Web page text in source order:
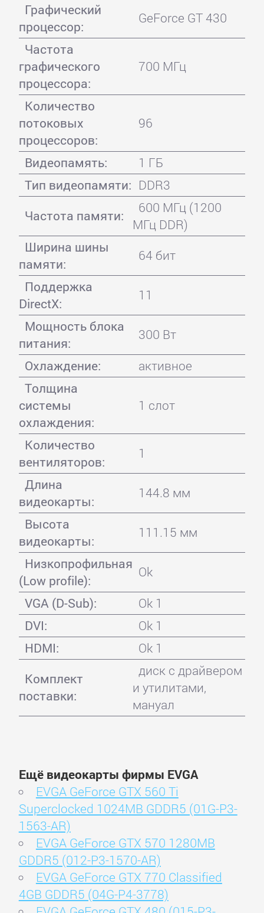
Графический
процессор:
GeForce GT 430
Частота
графического
процессора:
700 МГц
Количество
потоковых
процессоров:
96
Видеопамять:
1 ГБ
Тип видеопамяти: DDR3
Частота памяти:
600 МГц (1200
МГц DDR)
Ширина шины
памяти:
64 бит
Поддержка
DirectX:
11
Мощность блока
питания:
300 Вт
Охлаждение:
активное
Толщина
системы
охлаждения:
1 слот
Количество
вентиляторов:
1
Длина
видеокарты:
144.8 мм
Высота
видеокарты:
111.15 мм
Низкопрофильная
(Low profile):
Ok
VGA (D-Sub):
Ok 1
DVI:
Ok 1
HDMI:
Ok 1
Комплект
поставки:
диск с драйвером
и утилитами,
мануал
Ещё видеокарты фирмы EVGA
EVGA GeForce GTX 560 Ti
Superclocked 1024MB GDDR5 (01G-P3-
1563-AR)
EVGA GeForce GTX 570 1280MB
GDDR5 (012-P3-1570-AR)
EVGA GeForce GTX 770 Classified
4GB GDDR5 (04G-P4-3778)